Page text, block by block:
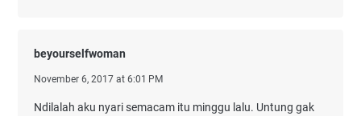
beyourselfwoman
November 6, 2017 at 6:01 PM
Ndilalah aku nyari semacam itu minggu lalu. Untung gak